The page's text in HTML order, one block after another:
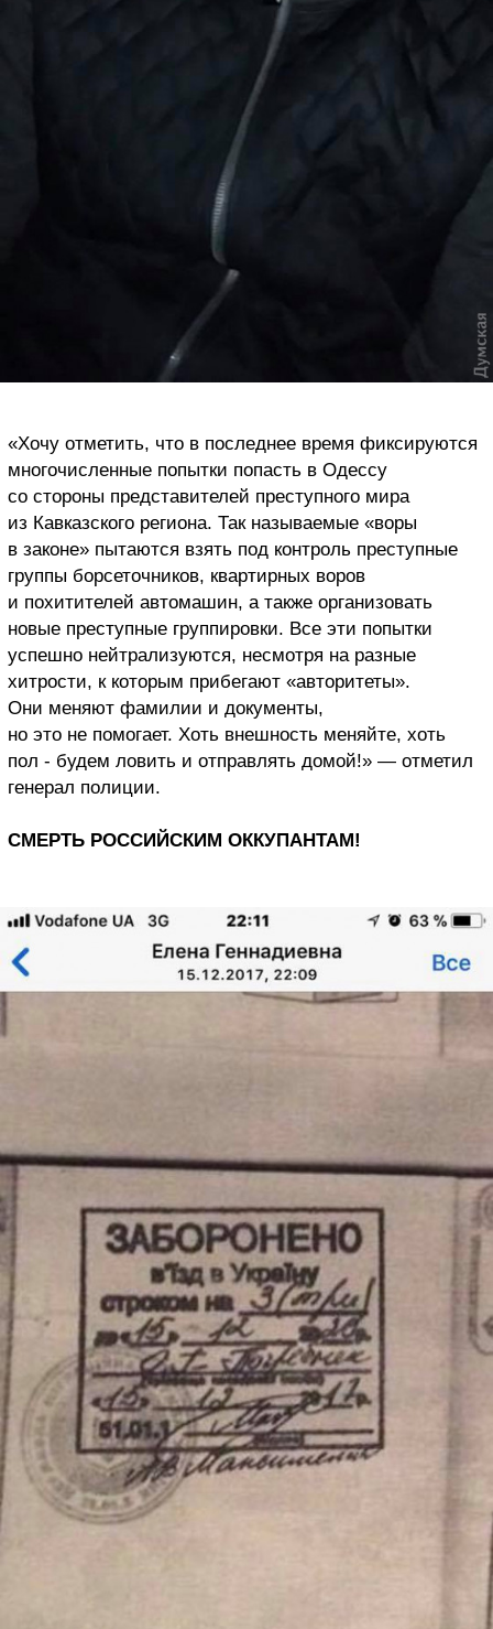
«Хочу отметить, что в последнее время фиксируются
многочисленные попытки попасть в Одессу
со стороны представителей преступного мира
из Кавказского региона. Так называемые «воры
в законе» пытаются взять под контроль преступные
группы борсеточников, квартирных воров
и похитителей автомашин, а также организовать
новые преступные группировки. Все эти попытки
успешно нейтрализуются, несмотря на разные
хитрости, к которым прибегают «авторитеты».
Они меняют фамилии и документы,
но это не помогает. Хоть внешность меняйте, хоть
пол - будем ловить и отправлять домой!» — отметил
генерал полиции.
СМЕРТЬ РОССИЙСКИМ ОККУПАНТАМ!